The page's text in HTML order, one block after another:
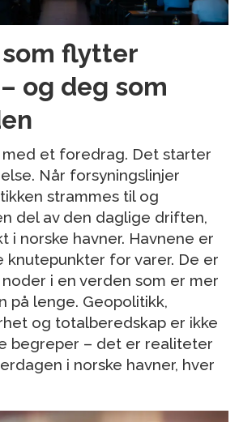
flytter
og deg som
et foredrag. Det starter
Når forsyningslinjer
strammes til og
del av den daglige driften,
i norske havner. Havnene er
knutepunkter for varer. De er
i en verden som er mer
på lenge. Geopolitikk,
og totalberedskap er ikke
begreper – det er realiteter
i norske havner, hver